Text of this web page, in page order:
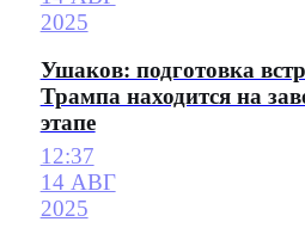
2025
Ушаков: подготовка
Трампа находится на
этапе
12:37
14 АВГ
2025